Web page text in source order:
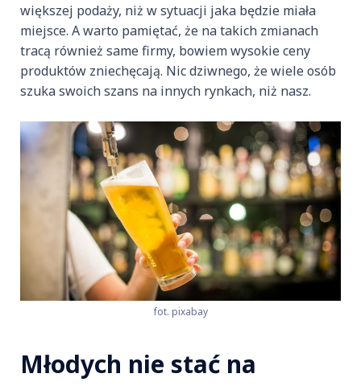
większej podaży, niż w sytuacji jaka będzie miała
miejsce. A warto pamiętać, że na takich zmianach
tracą również same firmy, bowiem wysokie ceny
produktów zniechęcają. Nic dziwnego, że wiele osób
szuka swoich szans na innych rynkach, niż nasz.
fot. pixabay
Młodych nie stać na